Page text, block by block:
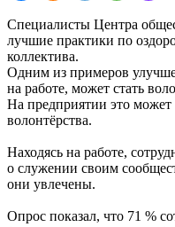
Специалисты Центра
лучшие практики по
коллектива.
Одним из примеров
на работе, может стать
На предприятии это
волонтёрства.
Находясь на работе,
о служении своим
они увлечены.
Опрос показал, что 71 %